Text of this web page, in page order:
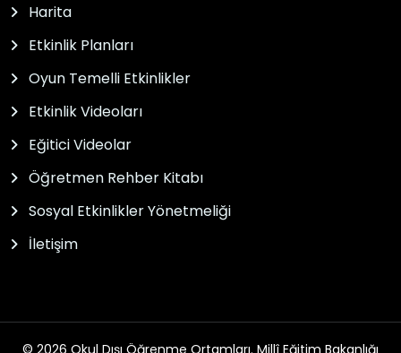
Harita
Etkinlik Planları
Oyun Temelli Etkinlikler
Etkinlik Videoları
Eğitici Videolar
Öğretmen Rehber Kitabı
Sosyal Etkinlikler Yönetmeliği
İletişim
© 2026 Okul Dışı Öğrenme Ortamları. Millî Eğitim Bakanlığı